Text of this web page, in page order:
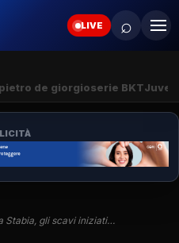
LIVE ⌕
pietro de giorgioserie BKTJuve
Stabia, gli scavi iniziati…